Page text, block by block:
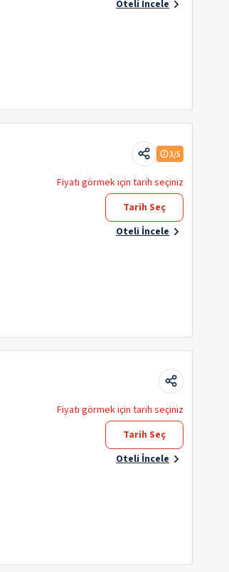
Oteli İncele
3/5
Fiyatı görmek için tarih seçiniz
Tarih Seç
Oteli İncele
Fiyatı görmek için tarih seçiniz
Tarih Seç
Oteli İncele